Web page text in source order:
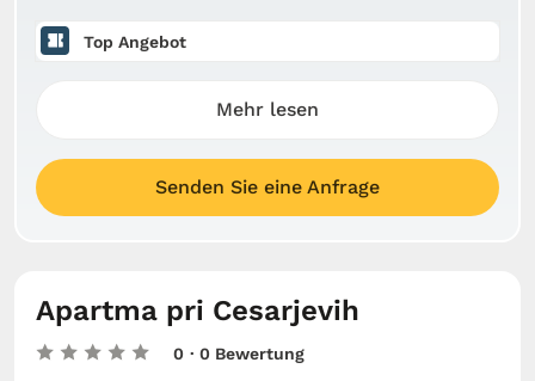
Top Angebot
Mehr lesen
Senden Sie eine Anfrage
Apartma pri Cesarjevih
0 · 0 Bewertung